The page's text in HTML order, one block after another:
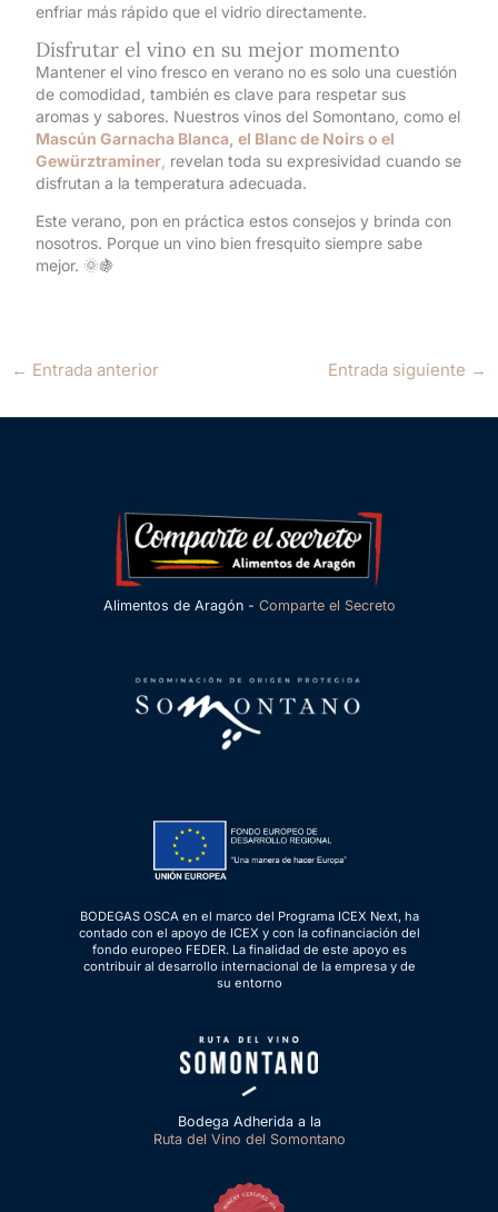
enfriar más rápido que el vidrio directamente.
Disfrutar el vino en su mejor momento
Mantener el vino fresco en verano no es solo una cuestión
de comodidad, también es clave para respetar sus
aromas y sabores. Nuestros vinos del Somontano, como el
Mascún Garnacha Blanca, el Blanc de Noirs o el
Gewürztraminer, revelan toda su expresividad cuando se
disfrutan a la temperatura adecuada.
Este verano, pon en práctica estos consejos y brinda con
nosotros. Porque un vino bien fresquito siempre sabe
mejor. 🌞🍇
← Entrada anterior Entrada siguiente →
Alimentos de Aragón - Comparte el Secreto
BODEGAS OSCA en el marco del Programa ICEX Next, ha
contado con el apoyo de ICEX y con la cofinanciación del
fondo europeo FEDER. La finalidad de este apoyo es
contribuir al desarrollo internacional de la empresa y de
su entorno
Bodega Adherida a la
Ruta del Vino del Somontano